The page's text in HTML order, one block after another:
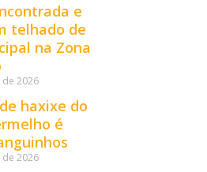
e
telhado de
na Zona
2026
haxixe do
é
2026